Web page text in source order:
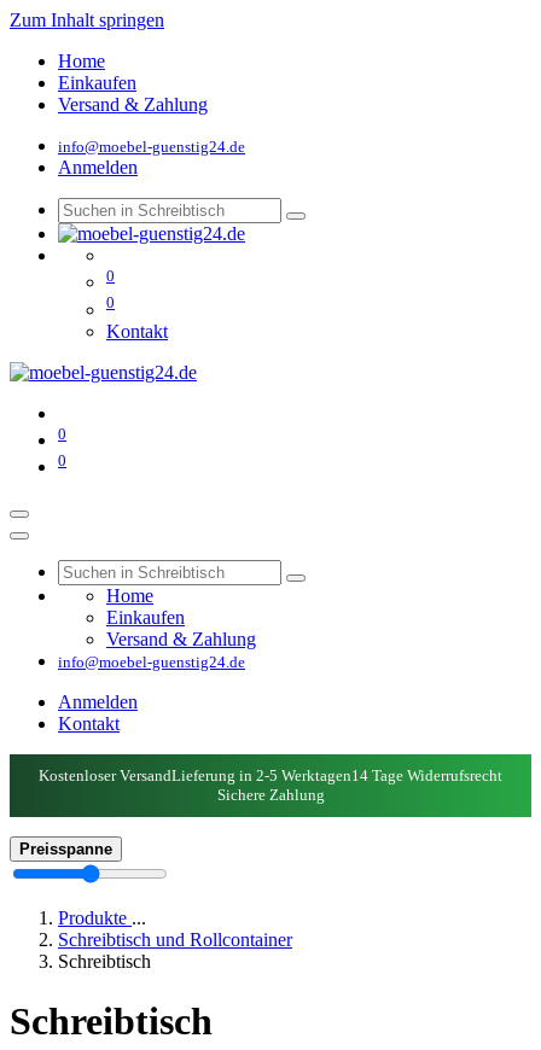
Zum Inhalt springen
Home
Einkaufen
Versand & Zahlung
info@moebel-guenstig24.de
Anmelden
0
0
Kontakt
0
0
Home
Einkaufen
Versand & Zahlung
info@moebel-guenstig24.de
Anmelden
Kontakt
Kostenloser VersandLieferung in 2-5 Werktagen14 Tage Widerrufsrecht
Sichere Zahlung
Preisspanne
Produkte ...
Schreibtisch und Rollcontainer
Schreibtisch
Schreibtisch